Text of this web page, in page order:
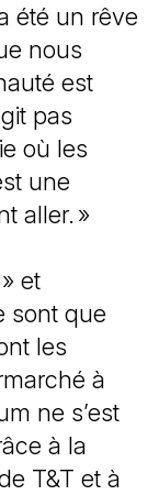
été un rêve
nous
est
pas
où les
une
aller. »
et
sont que
les
à
ne s’est
à la
T&T et à